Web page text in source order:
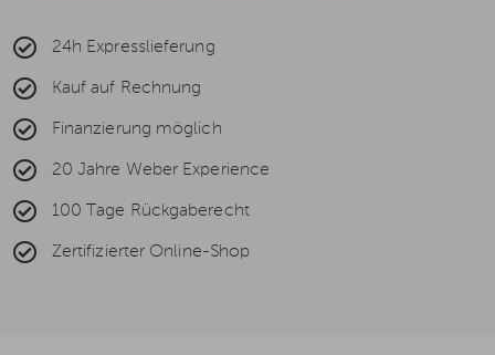
24h Expresslieferung
Kauf auf Rechnung
Finanzierung möglich
20 Jahre Weber Experience
100 Tage Rückgaberecht
Zertifizierter Online-Shop